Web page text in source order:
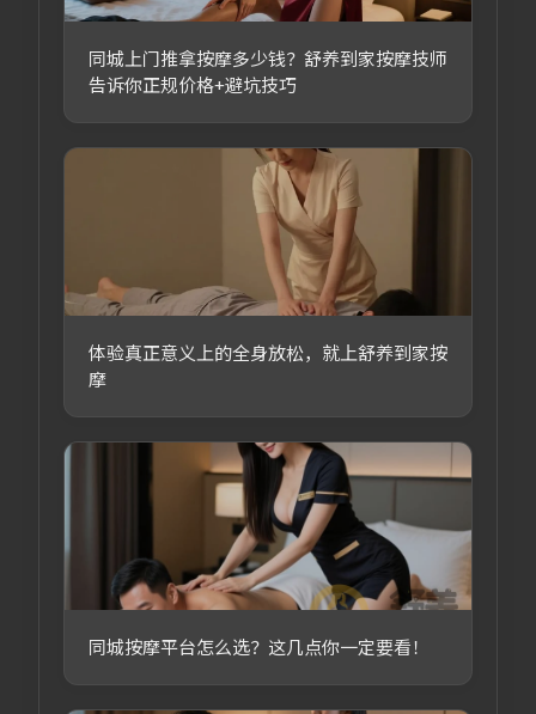
同城上门推拿按摩多少钱？舒养到家按摩技师
告诉你正规价格+避坑技巧
体验真正意义上的全身放松，就上舒养到家按
摩
同城按摩平台怎么选？这几点你一定要看！